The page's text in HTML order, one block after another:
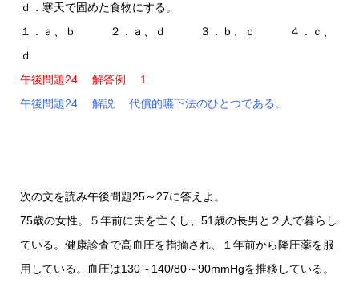
ｄ．寒天で固めた食物にする。
１．ａ、ｂ ２．ａ、ｄ ３．ｂ、ｃ ４．ｃ、
ｄ
午後問題24 解答例 1
午後問題24 解説 代償的嚥下法のひとつである。
次の文を読み午後問題25～27に答えよ。
75歳の女性。５年前に夫を亡くし、51歳の長男と２人で暮らし
ている。健康診査で高血圧を指摘され、１年前から降圧薬を服
用している。血圧は130～140/80～90mmHgを推移している。